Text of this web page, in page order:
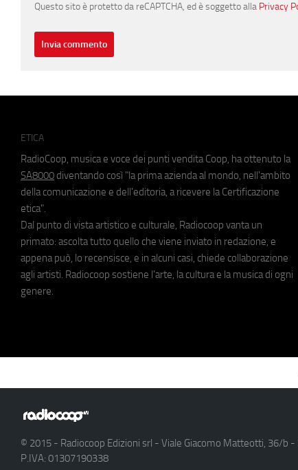
Questo sito è protetto da reCAPTCHA, ed è soggetto alla Privacy
ETICA
RadioCoop, musica e voce dei punti vendita Coop, ha ottenuto la
SA8000 diventando così "la prima azienda al mondo, nell'ambito
della comunicazione e dell'editoria, a ricevere la Certificazione
etica".
Dal punto di vista artistico e culturale, Radiocoop vanta un
primato: ascolta tutto quello che viene inviato in redazione, e
appena può, lo recensisce, e in alcuni casi, chiede collaborazione
agli artisti. Radiocoop sostiene l'arte, la cultura e la musica di ogni
genere.
© 2015 - Radiocoop Edizioni srl - Viale Giacomo Matteotti, 36/b -
P.IVA: 01307190338